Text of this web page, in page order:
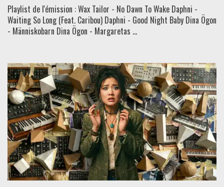
Playlist de l'émission : Wax Tailor - No Dawn To Wake Daphni -
Waiting So Long (Feat. Caribou) Daphni - Good Night Baby Dina Ögon
- Människobarn Dina Ögon - Margaretas ...